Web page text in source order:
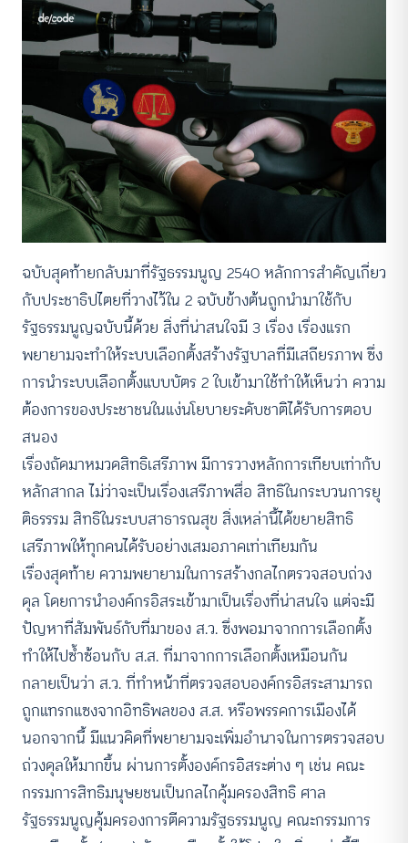
ฉบับสุดท้ายกลับมาที่รัฐธรรมนูญ 2540 หลักการสำคัญเกี่ยว
กับประชาธิปไตยที่วางไว้ใน 2 ฉบับข้างต้นถูกนำมาใช้กับ
รัฐธรรมนูญฉบับนี้ด้วย สิ่งที่น่าสนใจมี 3 เรื่อง เรื่องแรก
พยายามจะทำให้ระบบเลือกตั้งสร้างรัฐบาลที่มีเสถียรภาพ ซึ่ง
การนำระบบเลือกตั้งแบบบัตร 2 ใบเข้ามาใช้ทำให้เห็นว่า ความ
ต้องการของประชาชนในแง่นโยบายระดับชาติได้รับการตอบ
สนอง
เรื่องถัดมาหมวดสิทธิเสรีภาพ มีการวางหลักการเทียบเท่ากับ
หลักสากล ไม่ว่าจะเป็นเรื่องเสรีภาพสื่อ สิทธิในกระบวนการยุ
ติธรรรม สิทธิในระบบสาธารณสุข สิ่งเหล่านี้ได้ขยายสิทธิ
เสรีภาพให้ทุกคนได้รับอย่างเสมอภาคเท่าเทียมกัน
เรื่องสุดท้าย ความพยายามในการสร้างกลไกตรวจสอบถ่วง
ดุล โดยการนำองค์กรอิสระเข้ามาเป็นเรื่องที่น่าสนใจ แต่จะมี
ปัญหาที่สัมพันธ์กับที่มาของ ส.ว. ซึ่งพอมาจากการเลือกตั้ง
ทำให้ไปซ้ำซ้อนกับ ส.ส. ที่มาจากการเลือกตั้งเหมือนกัน
กลายเป็นว่า ส.ว. ที่ทำหน้าที่ตรวจสอบองค์กรอิสระสามารถ
ถูกแทรกแซงจากอิทธิพลของ ส.ส. หรือพรรคการเมืองได้
นอกจากนี้ มีแนวคิดที่พยายามจะเพิ่มอำนาจในการตรวจสอบ
ถ่วงดุลให้มากขึ้น ผ่านการตั้งองค์กรอิสระต่าง ๆ เช่น คณะ
กรรมการสิทธิมนุษยชนเป็นกลไกคุ้มครองสิทธิ ศาล
รัฐธรรมนูญคุ้มครองการตีความรัฐธรรมนูญ คณะกรรมการ